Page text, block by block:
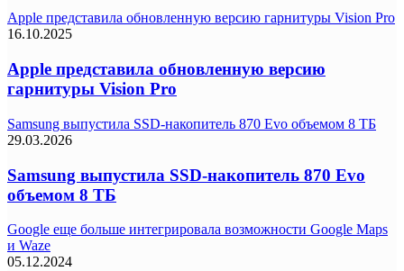
Apple представила обновленную версию гарнитуры Vision Pro
16.10.2025
Apple представила обновленную версию
гарнитуры Vision Pro
Samsung выпустила SSD-накопитель 870 Evo объемом 8 ТБ
29.03.2026
Samsung выпустила SSD-накопитель 870 Evo
объемом 8 ТБ
Google еще больше интегрировала возможности Google Maps
и Waze
05.12.2024